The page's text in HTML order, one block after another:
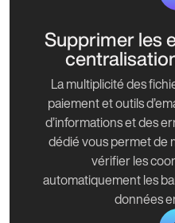
Supprimer les
La multiplicité des
paiement et outils
d’informations et des
dédié vous permet de
vérifier les
automatiquement les
données